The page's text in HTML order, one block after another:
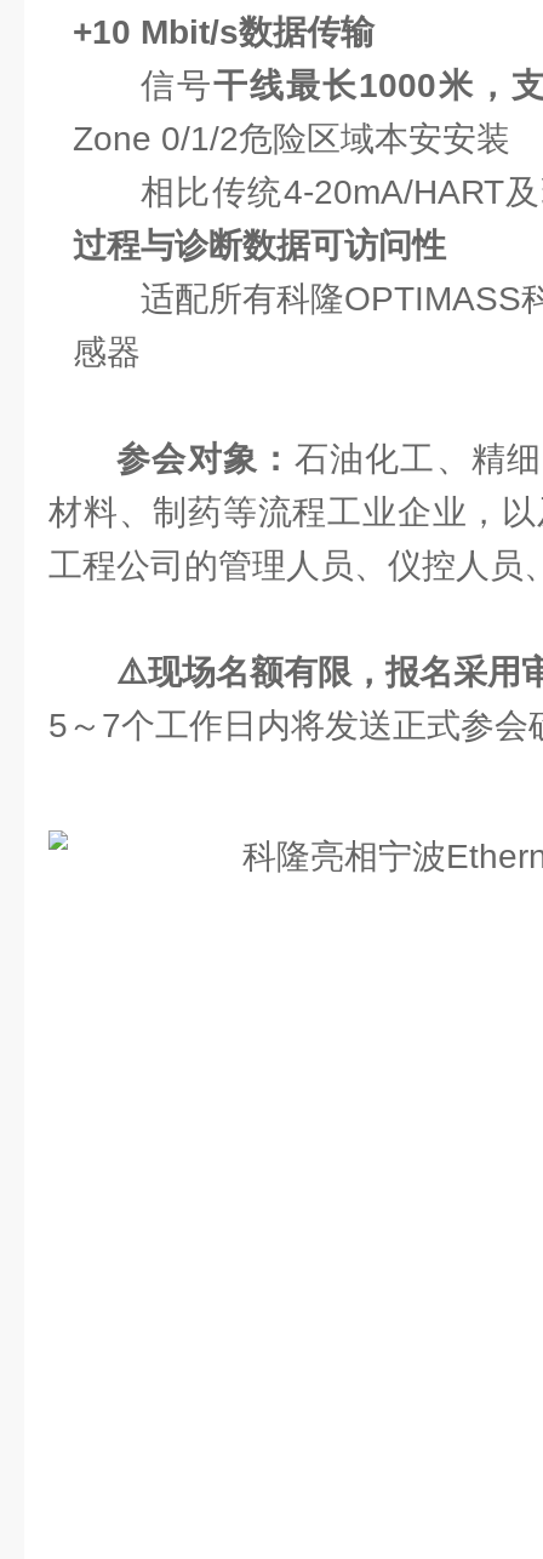
+10 Mbit/s数据传输
信号干线最长1000米，
Zone 0/1/2危险区域本安安装
相比传统4-20mA/HART
过程与诊断数据可访问性
适配所有科隆OPTIMASS
感器
参会对象： 石油化工、精
材料、制药等流程工业企业，
工程公司的管理人员、仪控人员
⚠️现场名额有限，报名采用
5～7个工作日内将发送正式参会